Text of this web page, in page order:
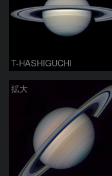
T-HASHIGUCHI
拡大